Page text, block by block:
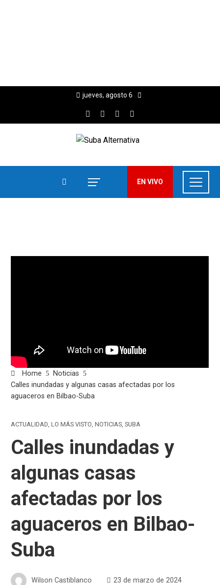
jueves, agosto 6
EN VIVO
Home
Noticias
Calles inundadas y algunas casas afectadas por los
aguaceros en Bilbao-Suba
ACTUALIDAD,LO MÁS VISTO,NOTICIAS,SUBA
Calles inundadas y
algunas casas
afectadas por los
aguaceros en Bilbao-
Suba
Wilson Castiblanco
23 de marzo de 2024